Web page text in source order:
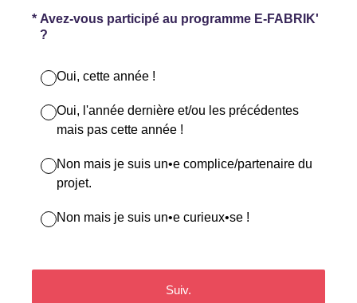
* Avez-vous participé au programme E-FABRIK'
?
(Obligatoire)
Oui, cette année !
Oui, l'année dernière et/ou les précédentes
mais pas cette année !
Non mais je suis un•e complice/partenaire du
projet.
Non mais je suis un•e curieux•se !
Suiv.